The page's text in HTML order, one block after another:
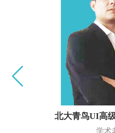
北大青鸟UI高
学术